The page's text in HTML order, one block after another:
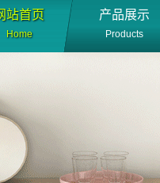
站首页
Home
产品展示
Products